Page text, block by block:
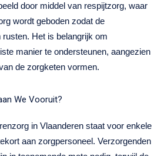
door middel van respijtzorg, waar
wordt geboden zodat de
Het is belangrijk om
manier te ondersteunen, aangezien
de zorgketen vormen.
We Vooruit?
in Vlaanderen staat voor enkele
aan zorgpersoneel. Verzorgenden